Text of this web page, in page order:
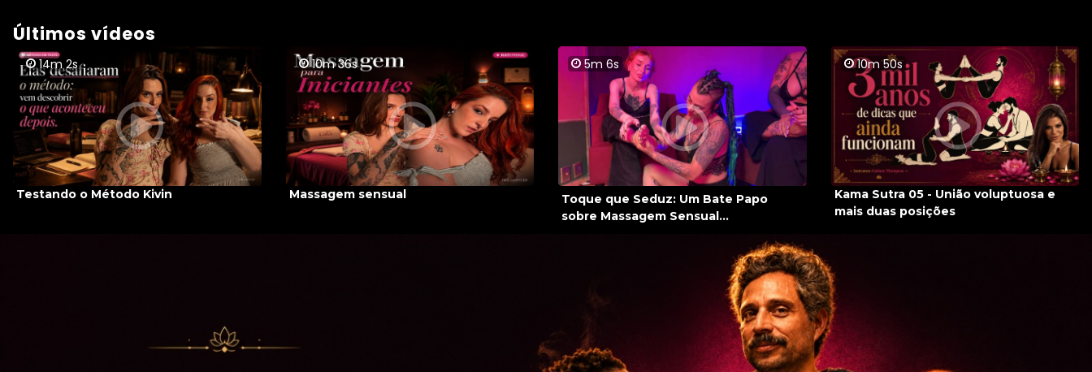
Últimos vídeos
14m 2s
Testando o Método Kivin
10m 36s
Massagem sensual
5m 6s
Toque que Seduz: Um Bate Papo
sobre Massagem Sensual...
10m 50s
Kama Sutra 05 - União voluptuosa e
mais duas posições